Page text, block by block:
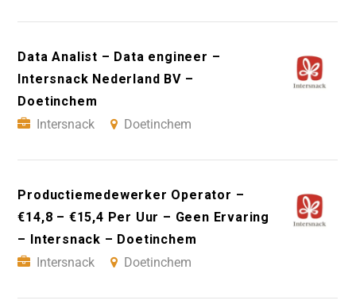
Data Analist – Data engineer –
Intersnack Nederland BV –
Doetinchem
Intersnack
Doetinchem
Productiemedewerker Operator –
€14,8 – €15,4 Per Uur – Geen Ervaring
– Intersnack – Doetinchem
Intersnack
Doetinchem